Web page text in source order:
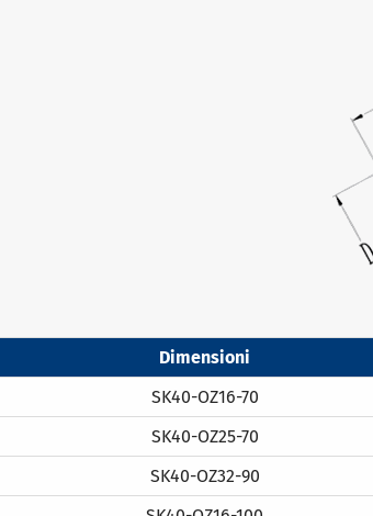
Dimensioni
SK40-OZ16-70
SK40-OZ25-70
SK40-OZ32-90